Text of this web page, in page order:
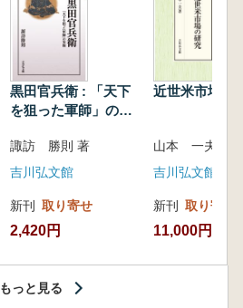
黒田官兵衛 : 「天下
を狙った軍師」の実
諏訪 勝則 著
吉川弘文館
新刊 取り寄せ
2,420円
近世米市場の
山本 一夫
吉川弘文館
新刊 取り寄せ
11,000円
もっと見る